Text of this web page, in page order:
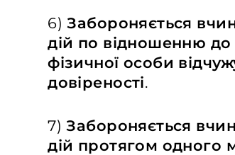
6)Забороняється
дій по відношенню до
фізичної особи
довіреності.
7)Забороняється
дій протягом одного